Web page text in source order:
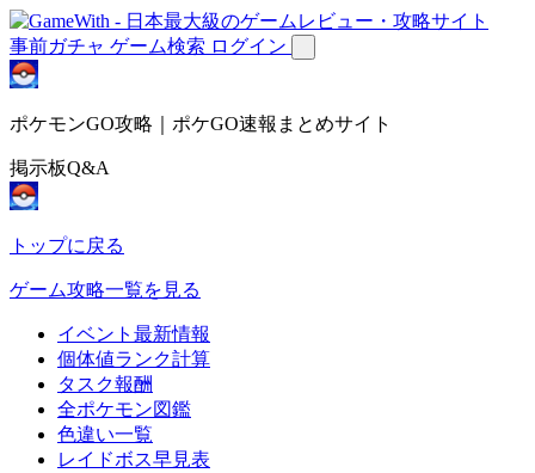
事前ガチャ ゲーム検索 ログイン
ポケモンGO攻略｜ポケGO速報まとめサイト
掲示板Q&A
トップに戻る
ゲーム攻略一覧を見る
イベント最新情報
個体値ランク計算
タスク報酬
全ポケモン図鑑
色違い一覧
レイドボス早見表